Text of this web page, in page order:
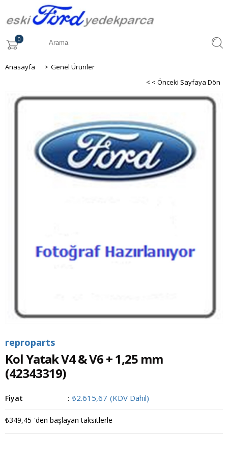
0
Anasayfa > Genel Ürünler
< < Önceki Sayfaya Dön
reproparts
Kol Yatak V4 & V6 + 1,25 mm
(42343319)
Fiyat : ₺2.615,67 (KDV Dahil)
₺349,45 'den başlayan taksitlerle